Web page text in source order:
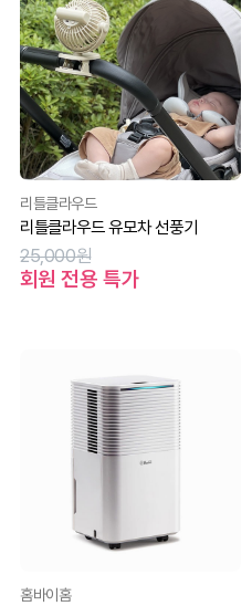
리틀클라우드
리틀클라우드 유모차 선풍기
25,000원
회원 전용 특가
홈바이홈